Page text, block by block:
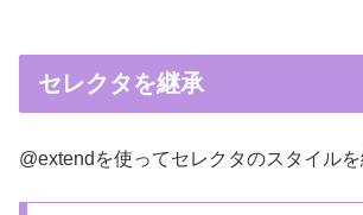
セレクタを継承
@extendを使ってセレクタのスタイルを